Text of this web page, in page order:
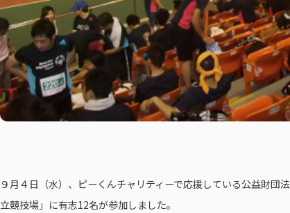
９月４日（水）、ピーくんチャリティーで応援している公益財
立競技場」に有志12名が参加しました。